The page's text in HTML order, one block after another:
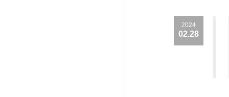
2024
02.28